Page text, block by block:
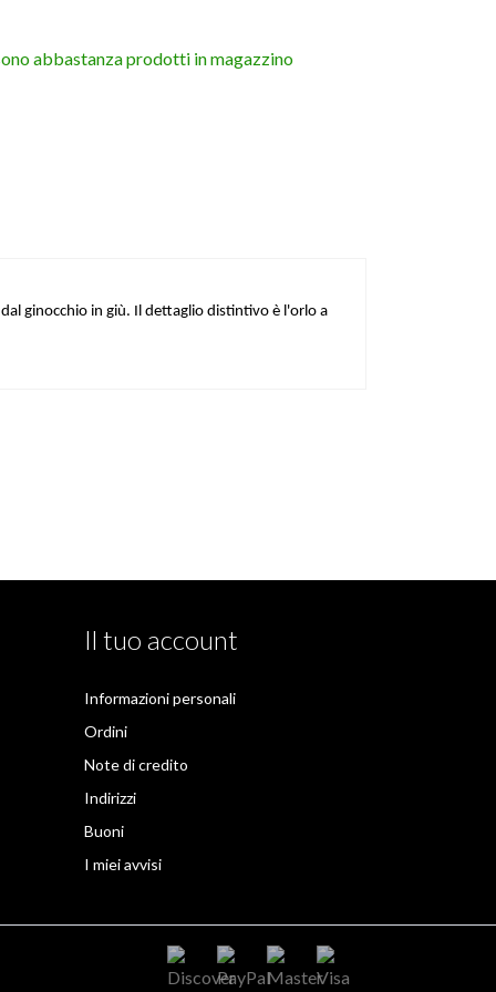
abbastanza prodotti in magazzino
ginocchio in giù. Il dettaglio distintivo è l'orlo a
Il tuo account
Informazioni personali
Ordini
Note di credito
Indirizzi
Buoni
I miei avvisi